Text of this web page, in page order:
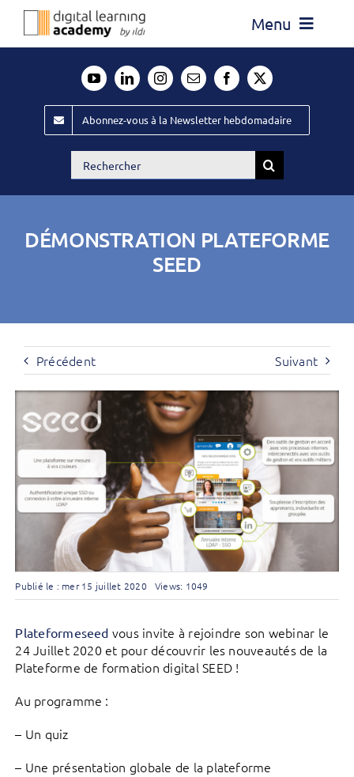
Passer
Menu
Évènements ILDI
Offres d’emploi
Publiez
Abonnez-vous à la Newsletter hebdomadaire
Rechercher:
DÉMONSTRATION PLATEFORME
SEED
Précédent Suivant
Publié le : mer 15 juillet 2020 Views: 1049
Plateformeseed vous invite à rejoindre son webinar le
24 Juillet 2020 et pour découvrir les nouveautés de la
Plateforme de formation digital SEED !
Au programme :
– Un quiz
– Une présentation globale de la plateforme